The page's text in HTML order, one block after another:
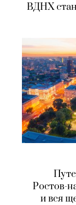
ВДНХ
Ростов-
и вся